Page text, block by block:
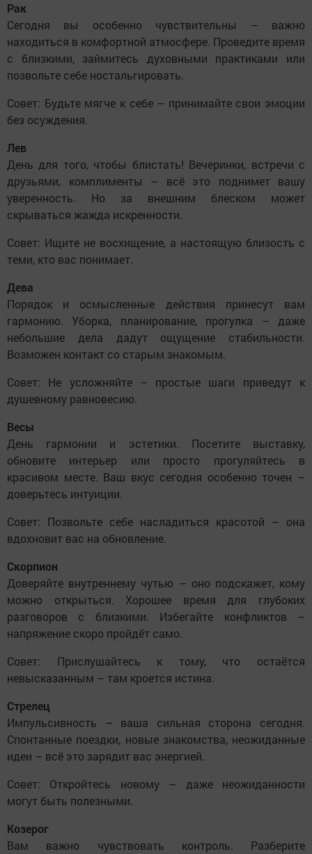
Рак
Сегодня вы особенно чувствительны – важно
находиться в комфортной атмосфере. Проведите время
с близкими, займитесь духовными практиками или
позвольте себе ностальгировать.
Совет: Будьте мягче к себе – принимайте свои эмоции
без осуждения.
Лев
День для того, чтобы блистать! Вечеринки, встречи с
друзьями, комплименты – всё это поднимет вашу
уверенность. Но за внешним блеском может
скрываться жажда искренности.
Совет: Ищите не восхищение, а настоящую близость с
теми, кто вас понимает.
Дева
Порядок и осмысленные действия принесут вам
гармонию. Уборка, планирование, прогулка – даже
небольшие дела дадут ощущение стабильности.
Возможен контакт со старым знакомым.
Совет: Не усложняйте – простые шаги приведут к
душевному равновесию.
Весы
День гармонии и эстетики. Посетите выставку,
обновите интерьер или просто прогуляйтесь в
красивом месте. Ваш вкус сегодня особенно точен –
доверьтесь интуиции.
Совет: Позвольте себе насладиться красотой – она
вдохновит вас на обновление.
Скорпион
Доверяйте внутреннему чутью – оно подскажет, кому
можно открыться. Хорошее время для глубоких
разговоров с близкими. Избегайте конфликтов –
напряжение скоро пройдёт само.
Совет: Прислушайтесь к тому, что остаётся
невысказанным – там кроется истина.
Стрелец
Импульсивность – ваша сильная сторона сегодня.
Спонтанные поездки, новые знакомства, неожиданные
идеи – всё это зарядит вас энергией.
Совет: Откройтесь новому – даже неожиданности
могут быть полезными.
Козерог
Вам важно чувствовать контроль. Разберите